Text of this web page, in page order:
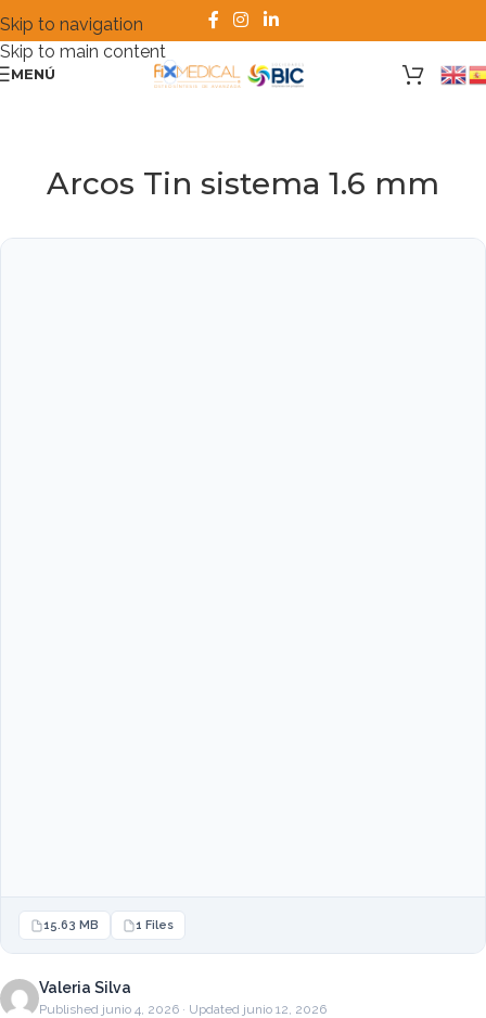
Skip to navigation
Skip to main content
MENÚ
Arcos Tin sistema 1.6 mm
15.63 MB 1 Files
Valeria Silva
Published junio 4, 2026 · Updated junio 12, 2026